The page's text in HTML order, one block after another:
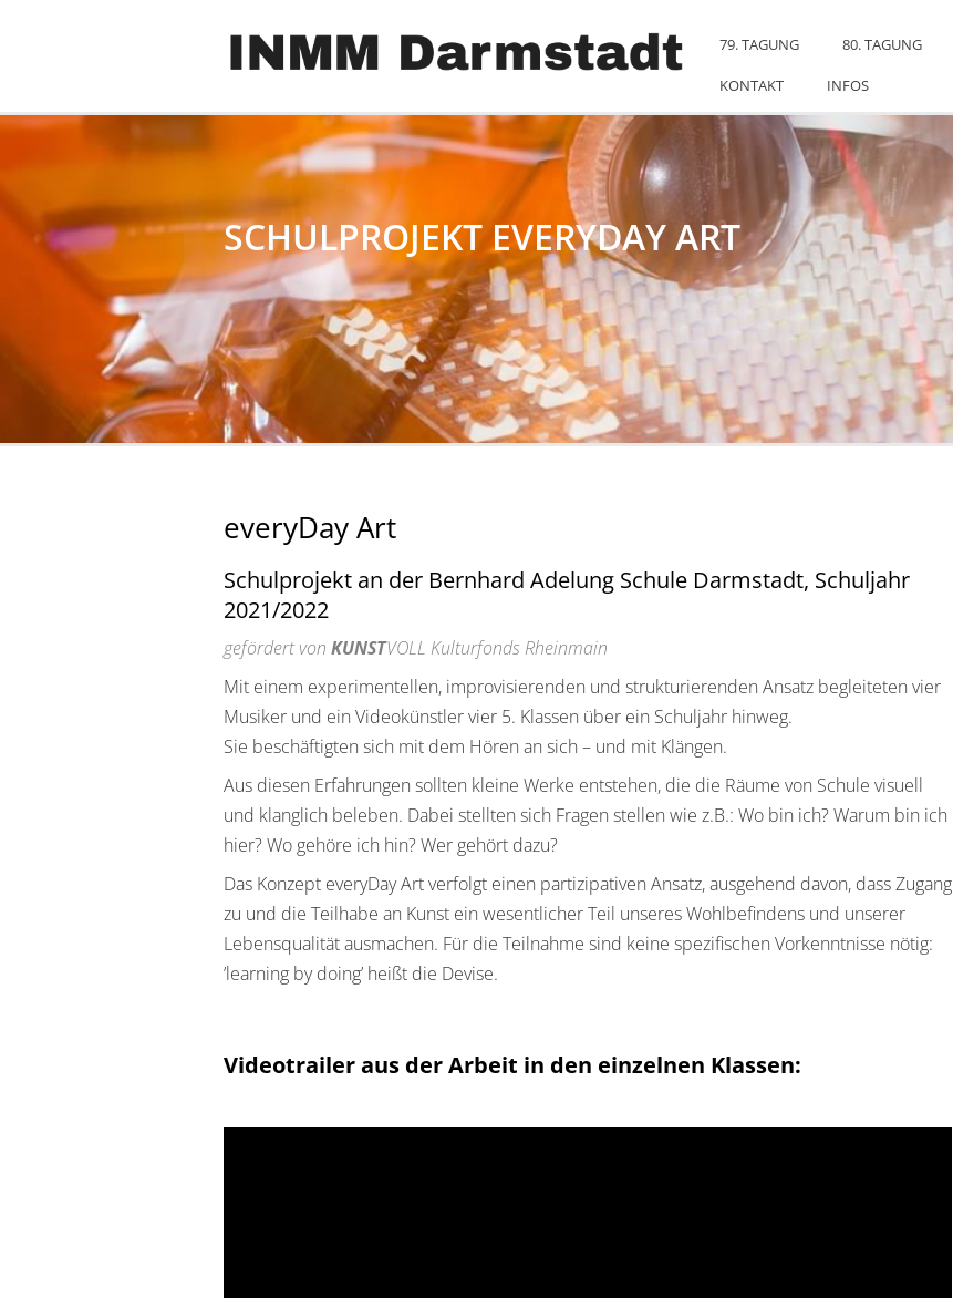
79. TAGUNG 80. TAGUNG
KONTAKT INFOS
SCHULPROJEKT EVERYDAY ART
everyDay Art
Schulprojekt an der Bernhard Adelung Schule Darmstadt, Schuljahr
2021/2022
gefördert von KUNSTVOLL Kulturfonds Rheinmain
Mit einem experimentellen, improvisierenden und strukturierenden Ansatz begleiteten vier
Musiker und ein Videokünstler vier 5. Klassen über ein Schuljahr hinweg.
Sie beschäftigten sich mit dem Hören an sich – und mit Klängen.
Aus diesen Erfahrungen sollten kleine Werke entstehen, die die Räume von Schule visuell
und klanglich beleben. Dabei stellten sich Fragen stellen wie z.B.: Wo bin ich? Warum bin ich
hier? Wo gehöre ich hin? Wer gehört dazu?
Das Konzept everyDay Art verfolgt einen partizipativen Ansatz, ausgehend davon, dass Zugang
zu und die Teilhabe an Kunst ein wesentlicher Teil unseres Wohlbefindens und unserer
Lebensqualität ausmachen. Für die Teilnahme sind keine spezifischen Vorkenntnisse nötig:
’learning by doing’ heißt die Devise.
Videotrailer aus der Arbeit in den einzelnen Klassen: